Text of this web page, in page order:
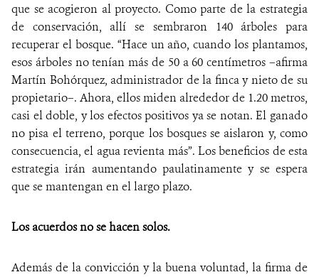
que se acogieron al proyecto. Como parte de la estrategia
de conservación, allí se sembraron 140 árboles para
recuperar el bosque. “Hace un año, cuando los plantamos,
esos árboles no tenían más de 50 a 60 centímetros –afirma
Martín Bohórquez, administrador de la finca y nieto de su
propietario–. Ahora, ellos miden alrededor de 1.20 metros,
casi el doble, y los efectos positivos ya se notan. El ganado
no pisa el terreno, porque los bosques se aislaron y, como
consecuencia, el agua revienta más”. Los beneficios de esta
estrategia irán aumentando paulatinamente y se espera
que se mantengan en el largo plazo.
Los acuerdos no se hacen solos.
Además de la convicción y la buena voluntad, la firma de